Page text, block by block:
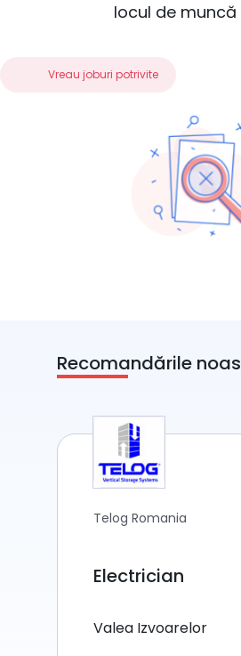
locul de muncă
Vreau joburi potrivite
Recomandările
Telog Romania
Electrician
Valea Izvoarelor